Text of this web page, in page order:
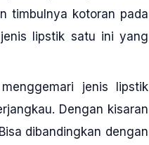
timbulnya kotoran pada
lipstik satu ini yang
jenis lipstik
Dengan kisaran
dibandingkan dengan